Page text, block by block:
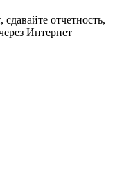
отчетность,
Интернет